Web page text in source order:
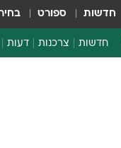
חדשות ספורט
חדשות צרכנות דעות